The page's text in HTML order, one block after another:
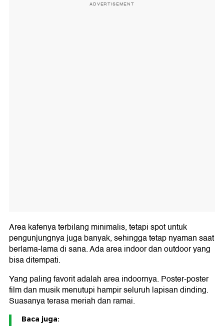
ADVERTISEMENT
Area kafenya terbilang minimalis, tetapi spot untuk
pengunjungnya juga banyak, sehingga tetap nyaman saat
berlama-lama di sana. Ada area indoor dan outdoor yang
bisa ditempati.
Yang paling favorit adalah area indoornya. Poster-poster
film dan musik menutupi hampir seluruh lapisan dinding.
Suasanya terasa meriah dan ramai.
Baca juga: